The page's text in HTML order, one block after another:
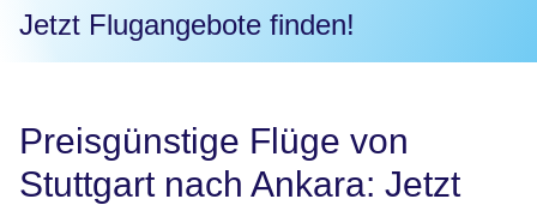
Jetzt Flugangebote finden!
Preisgünstige Flüge von
Stuttgart nach Ankara: Jetzt